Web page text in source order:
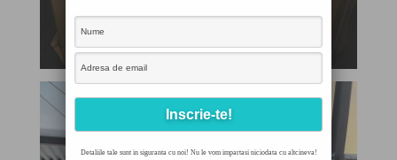
Detaliile tale sunt in siguranta cu noi! Nu le vom impartasi niciodata cu altcineva!